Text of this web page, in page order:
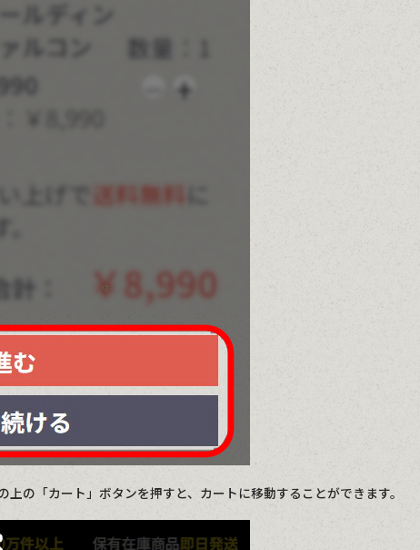
の「カート」ボタンを押すと、カートに移動することができます。